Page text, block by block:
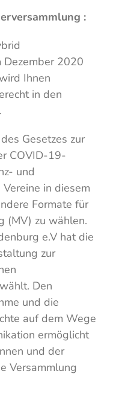
:
2020
Ihnen
in den
Gesetzes zur
COVID-19-
und
in diesem
Formate für
(MV) zu wählen.
e.V hat die
zur
Den
und die
auf dem Wege
ermöglicht
und der
Versammlung